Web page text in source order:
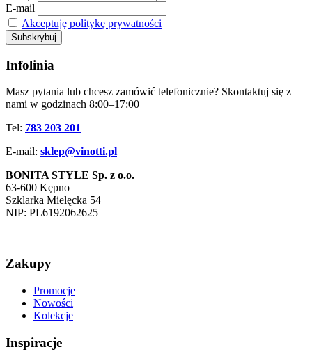
E-mail
Akceptuję politykę prywatności
Infolinia
Masz pytania lub chcesz zamówić telefonicznie? Skontaktuj się z
nami w godzinach 8:00–17:00
Tel: 783 203 201
E-mail: sklep@vinotti.pl
BONITA STYLE Sp. z o.o.
63-600 Kępno
Szklarka Mielęcka 54
NIP: PL6192062625
Zakupy
Promocje
Nowości
Kolekcje
Inspiracje